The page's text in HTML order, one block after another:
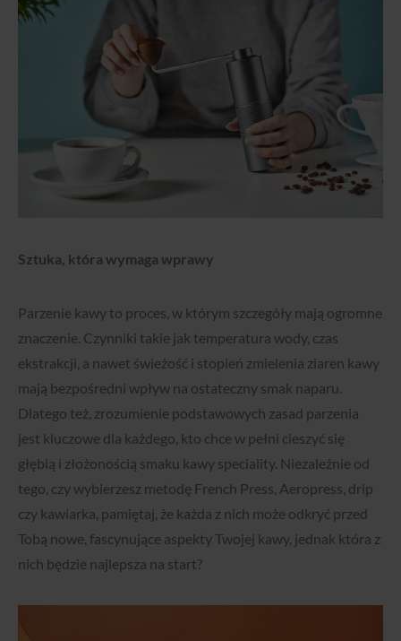
Sztuka, która wymaga wprawy
Parzenie kawy to proces, w którym szczegóły mają ogromne
znaczenie. Czynniki takie jak temperatura wody, czas
ekstrakcji, a nawet świeżość i stopień zmielenia ziaren kawy
mają bezpośredni wpływ na ostateczny smak naparu.
Dlatego też, zrozumienie podstawowych zasad parzenia
jest kluczowe dla każdego, kto chce w pełni cieszyć się
głębią i złożonością smaku kawy speciality. Niezależnie od
tego, czy wybierzesz metodę French Press, Aeropress, drip
czy kawiarka, pamiętaj, że każda z nich może odkryć przed
Tobą nowe, fascynujące aspekty Twojej kawy, jednak która z
nich będzie najlepsza na start?